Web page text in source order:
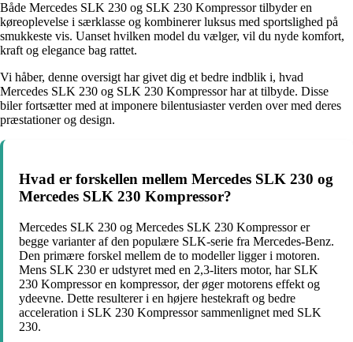
Både Mercedes SLK 230 og SLK 230 Kompressor tilbyder en
køreoplevelse i særklasse og kombinerer luksus med sportslighed på
smukkeste vis. Uanset hvilken model du vælger, vil du nyde komfort,
kraft og elegance bag rattet.
Vi håber, denne oversigt har givet dig et bedre indblik i, hvad
Mercedes SLK 230 og SLK 230 Kompressor har at tilbyde. Disse
biler fortsætter med at imponere bilentusiaster verden over med deres
præstationer og design.
Hvad er forskellen mellem Mercedes SLK 230 og
Mercedes SLK 230 Kompressor?
Mercedes SLK 230 og Mercedes SLK 230 Kompressor er
begge varianter af den populære SLK-serie fra Mercedes-Benz.
Den primære forskel mellem de to modeller ligger i motoren.
Mens SLK 230 er udstyret med en 2,3-liters motor, har SLK
230 Kompressor en kompressor, der øger motorens effekt og
ydeevne. Dette resulterer i en højere hestekraft og bedre
acceleration i SLK 230 Kompressor sammenlignet med SLK
230.